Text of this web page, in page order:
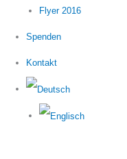
Flyer 2016
Spenden
Kontakt